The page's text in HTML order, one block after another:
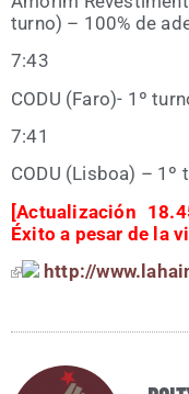
turno) – 100% de
7:43
CODU (Faro)- 1º
7:41
CODU (Lis­boa) – 1º
[Actua­li­za­ción
Éxi­to a pesar de la
http://​